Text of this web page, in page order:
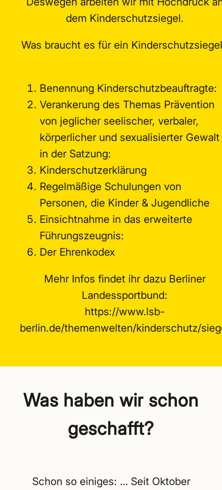
dem Kinderschutzsiegel.
Was braucht es für ein
Benennung Kinderschutzbeauftragte:
Verankerung des Themas Prävention
von jeglicher seelischer, verbaler,
körperlicher und sexualisierter Gewalt
in der Satzung:
Kinderschutzerklärung
Regelmäßige Schulungen von
Personen, die Kinder & Jugendliche
Einsichtnahme in das erweiterte
Führungszeugnis:
Der Ehrenkodex
Mehr Infos findet ihr dazu Berliner
Landessportbund:
https://www.lsb-
berlin.de/themenwelten/kinderschutz/
Was haben wir schon
geschafft?
Schon so einiges: … Seit Oktober